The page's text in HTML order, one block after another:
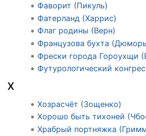
Фаворит (Пикуль)
Фатерланд (Харрис)
Флаг родины (Верн)
Французова бухта
Фрески города Гороухщи
Футурологический
Х
Хозрасчёт (Зощенко)
Хорошо быть тихоней
Храбрый портняжка